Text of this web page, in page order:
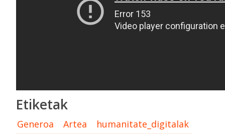
Etiketak
Generoa Artea humanitate_digitalak